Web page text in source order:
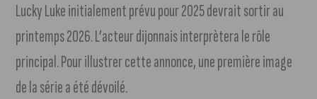
Lucky Luke initialement prévu pour 2025 devrait sortir au
printemps 2026. L’acteur dijonnais interprètera le rôle
principal. Pour illustrer cette annonce, une première image
de la série a été dévoilé.